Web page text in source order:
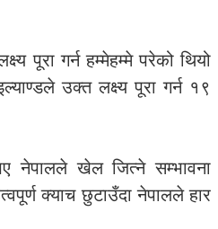
पूरा गर्न हम्मेहम्मे परेको थियो
उक्त लक्ष्य पूरा गर्न १९
नेपालले खेल जित्ने सम्भावना
क्याच छुटाउँदा नेपालले हार